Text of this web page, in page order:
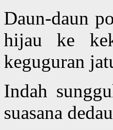
Daun-daun
hijau ke
keguguran
Indah
suasana